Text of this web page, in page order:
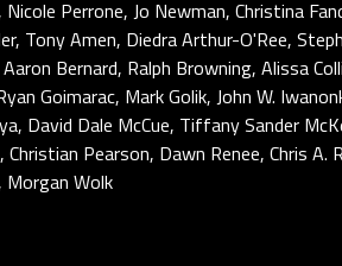
Perrone, Jo Newman, Christina
Tony Amen, Diedra Arthur-O'Ree,
Bernard, Ralph Browning, Alissa
Goimarac, Mark Golik, John W.
David Dale McCue, Tiffany Sander
Pearson, Dawn Renee, Chris A.
Morgan Wolk